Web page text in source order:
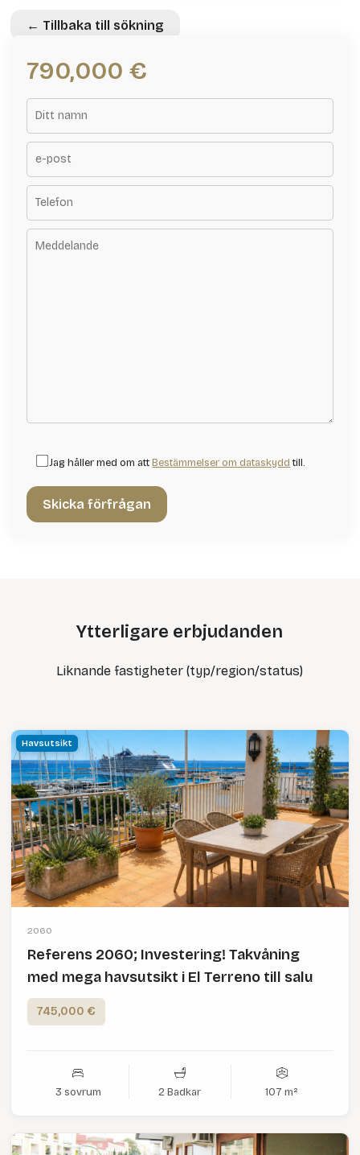
← Tillbaka till sökning
790,000 €
Jag håller med om attBestämmelser om dataskyddtill.
Ytterligare erbjudanden
Liknande fastigheter (typ/region/status)
Havsutsikt
2060
Referens 2060; Investering! Takvåning
med mega havsutsikt i El Terreno till salu
745,000 €
3 sovrum 2 Badkar 107 m²